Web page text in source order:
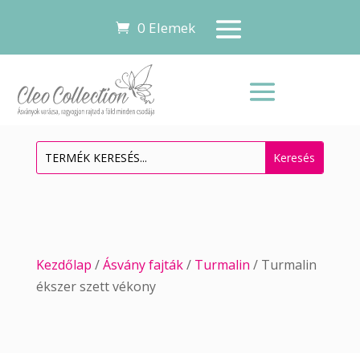
0 Elemek
Kezdőlap /Ásvány fajták/ Turmalin / Turmalin
ékszer szett vékony